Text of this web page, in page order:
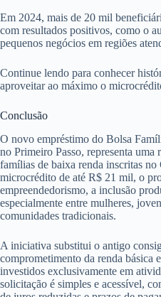
Em 2024, mais de 20 mil
com resultados positivos, como o
pequenos negócios em regiões
Continue lendo para conhecer
aproveitar ao máximo o
Conclusão
O novo empréstimo do Bolsa
no Primeiro Passo, representa uma
famílias de baixa renda inscritas
microcrédito de até R$ 21 mil, o
empreendedorismo, a inclusão
especialmente entre mulheres,
comunidades tradicionais.
A iniciativa substitui o antigo
comprometimento da renda básica
investidos exclusivamente em
solicitação é simples e acessível,